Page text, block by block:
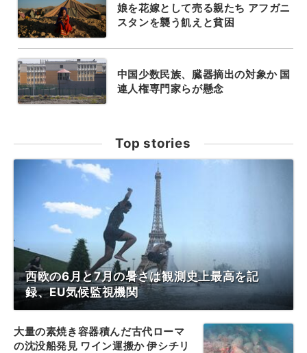
娘を花嫁として売る親たち アフガニ
スタンを襲う飢えと貧困
中国少数民族、臓器摘出の対象か 国
連人権専門家らが懸念
Top stories
西欧の6月と7月の暑さは観測史上最高を記
録、EU気候監視機関
大量の素焼き容器積んだ古代ローマ
の沈没船発見 ワイン運搬か 伊シチリ